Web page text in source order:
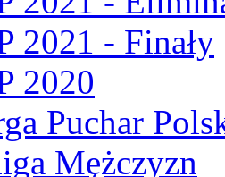
2021 - Finały
2020
Puchar
Mężczyzn